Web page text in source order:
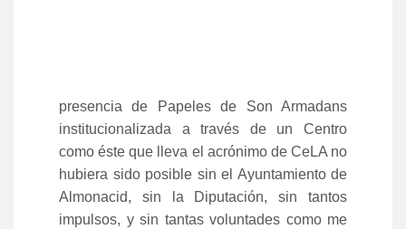
presencia de Papeles de Son Armadans
institucionalizada a través de un Centro
como éste que lleva el acrónimo de CeLA no
hubiera sido posible sin el Ayuntamiento de
Almonacid, sin la Diputación, sin tantos
impulsos, y sin tantas voluntades como me